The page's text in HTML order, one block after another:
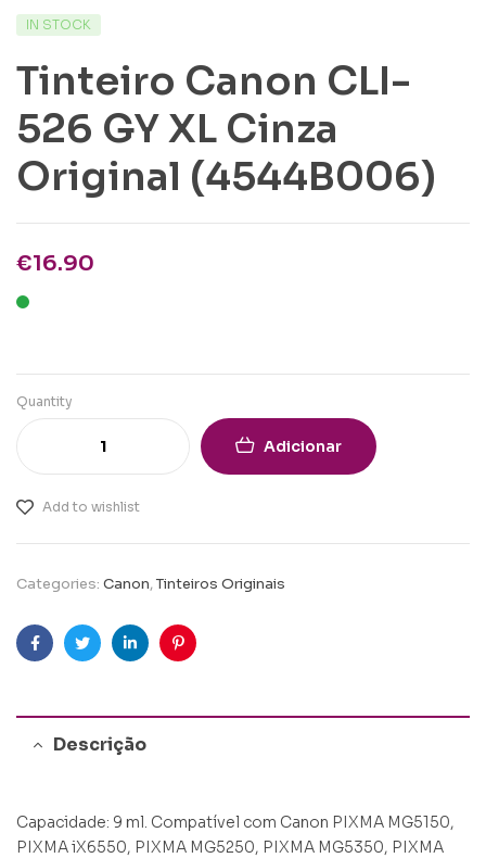
IN STOCK
Tinteiro Canon CLI-
526 GY XL Cinza
Original (4544B006)
€16.90
Quantity
Adicionar
Add to wishlist
Categories: Canon,Tinteiros Originais
FacebookTwitterLinkedinPinterest
Descrição
Capacidade: 9 ml. Compatível com Canon PIXMA MG5150,
PIXMA iX6550, PIXMA MG5250, PIXMA MG5350, PIXMA